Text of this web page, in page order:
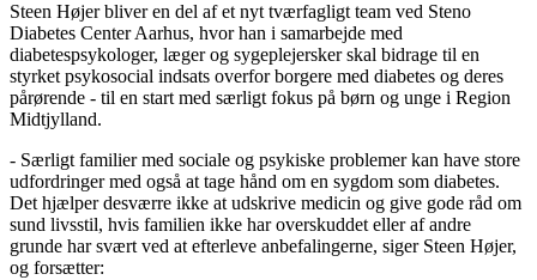
Steen Højer bliver en del af et nyt tværfagligt team ved Steno
Diabetes Center Aarhus, hvor han i samarbejde med
diabetespsykologer, læger og sygeplejersker skal bidrage til en
styrket psykosocial indsats overfor borgere med diabetes og deres
pårørende - til en start med særligt fokus på børn og unge i Region
Midtjylland.
- Særligt familier med sociale og psykiske problemer kan have store
udfordringer med også at tage hånd om en sygdom som diabetes.
Det hjælper desværre ikke at udskrive medicin og give gode råd om
sund livsstil, hvis familien ikke har overskuddet eller af andre
grunde har svært ved at efterleve anbefalingerne, siger Steen Højer,
og forsætter: